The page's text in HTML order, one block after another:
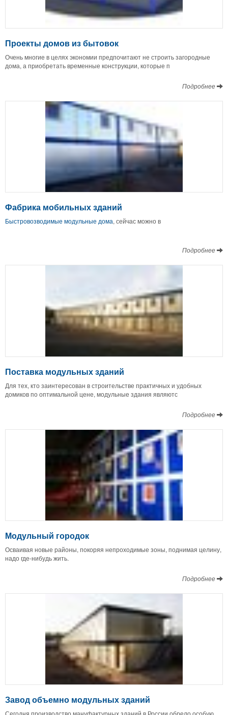
Проекты домов из бытовок
Очень многие в целях экономии предпочитают не строить загородные
дома, а приобретать временные конструкции, которые п
Подробнее
Фабрика мобильных зданий
Быстровозводимые модульные дома, сейчас можно в
Подробнее
Поставка модульных зданий
Для тех, кто заинтересован в строительстве практичных и удобных
домиков по оптимальной цене, модульные здания являютс
Подробнее
Модульный городок
Осваивая новые районы, покоряя непроходимые зоны, поднимая целину,
надо где-нибудь жить.
Подробнее
Завод объемно модульных зданий
Сегодня производство мануфактурных зданий в России обрело особую